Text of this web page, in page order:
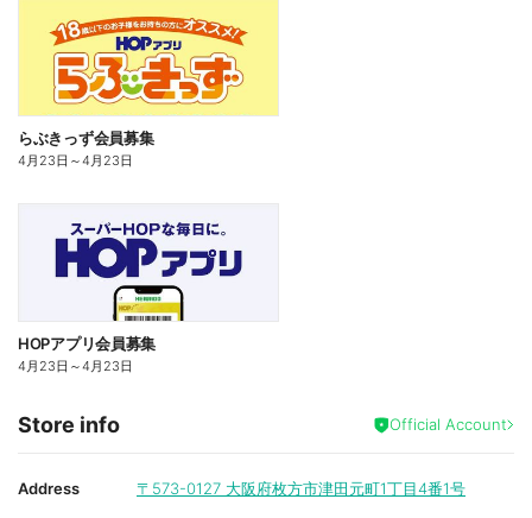
らぶきっず会員募集
4月23日 ～4月23日
HOPアプリ会員募集
4月23日 ～4月23日
Store info Official Account
Address 〒573-0127 大阪府枚方市津田元町1丁目4番1号